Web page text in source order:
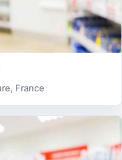
France